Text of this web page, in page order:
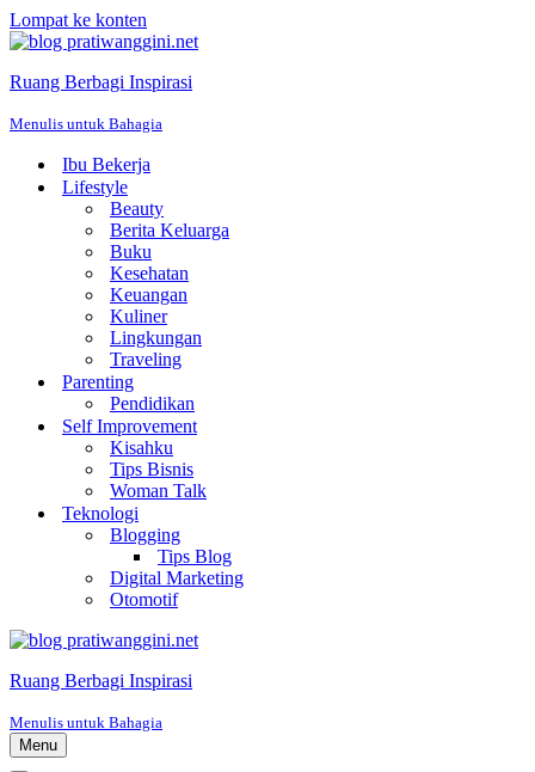
Lompat ke konten
Ruang Berbagi Inspirasi
Menulis untuk Bahagia
Ibu Bekerja
Lifestyle
Beauty
Berita Keluarga
Buku
Kesehatan
Keuangan
Kuliner
Lingkungan
Traveling
Parenting
Pendidikan
Self Improvement
Kisahku
Tips Bisnis
Woman Talk
Teknologi
Blogging
Tips Blog
Digital Marketing
Otomotif
Ruang Berbagi Inspirasi
Menulis untuk Bahagia
Menu
Menu